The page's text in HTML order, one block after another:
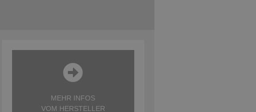
MEHR INFOS
VOM HERSTELLER